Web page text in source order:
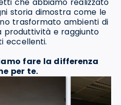
che abbiamo realizzato
storia dimostra come le
trasformato ambienti di
produttività e raggiunto
eccellenti.
fare la differenza
per te.